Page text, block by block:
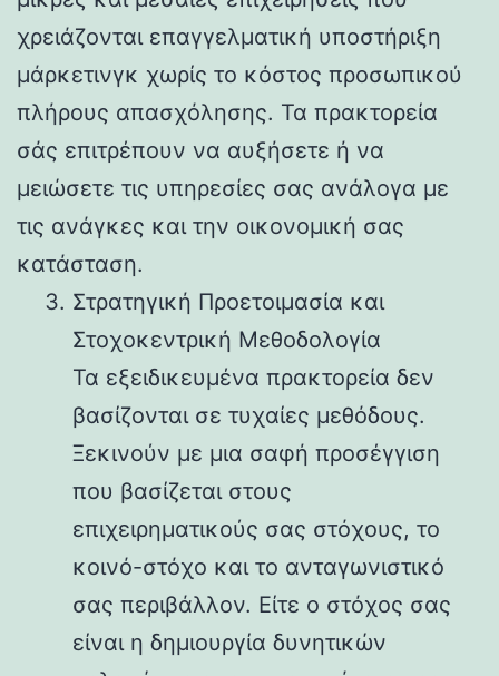
χρειάζονται επαγγελματική υποστήριξη
μάρκετινγκ χωρίς το κόστος προσωπικού
πλήρους απασχόλησης. Τα πρακτορεία
σάς επιτρέπουν να αυξήσετε ή να
μειώσετε τις υπηρεσίες σας ανάλογα με
τις ανάγκες και την οικονομική σας
κατάσταση.
Στρατηγική Προετοιμασία και
Στοχοκεντρική Μεθοδολογία
Τα εξειδικευμένα πρακτορεία δεν
βασίζονται σε τυχαίες μεθόδους.
Ξεκινούν με μια σαφή προσέγγιση
που βασίζεται στους
επιχειρηματικούς σας στόχους, το
κοινό-στόχο και το ανταγωνιστικό
σας περιβάλλον. Είτε ο στόχος σας
είναι η δημιουργία δυνητικών